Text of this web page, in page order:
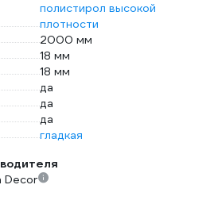
полистирол высокой
плотности
2000 мм
18 мм
18 мм
да
да
да
гладкая
Decor